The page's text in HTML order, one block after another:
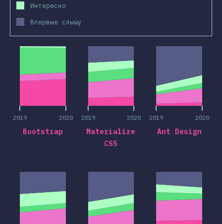
Интересно
Впервые слышу
2019 2020
2019 2020
Bootstrap
2019 2020
2019 2020
Materialize
CSS
2019 2020
2019 2020
Ant Design